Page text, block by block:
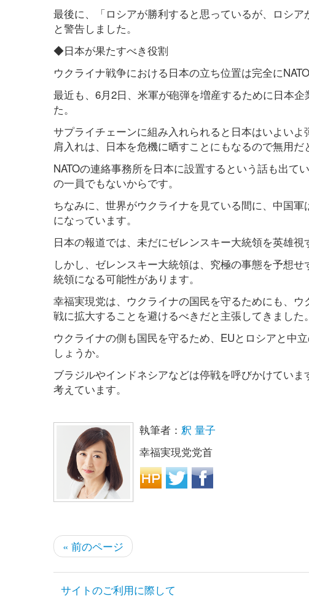
最後に、「ロシアが勝利すると思っているが、ロシ
と警告しました。
◆日本が果たすべき役割
ウクライナ戦争における日本の立ち位置は完全にNATO
最近も、6月2日、米軍が砲弾を増産するために日本
た。
サプライチェーンに組み入れられると日本はいよい
肩入れは、日本を危機に晒すことにもなるので無用だ
NATOの連絡事務所を日本に設置するという話も出て
の一員でもないからです。
ちなみに、世界がウクライナを見ている間に、中国
になっています。
日本の報道では、未だにゼレンスキー大統領を英雄視
しかし、ゼレンスキー大統領は、究極の事態を予想
統領になる可能性があります。
幸福実現党は、ウクライナの国民を守るためにも、
戦に拡大することを避けるべきだと主張してきました。
ウクライナの側も国民を守るため、EUとロシアと中
しょうか。
ブラジルやインドネシアなどは停戦を呼びかけてい
考えています。
執筆者： 釈 量子
幸福実現党党首
« 前のページ
サイトのご利用に際して